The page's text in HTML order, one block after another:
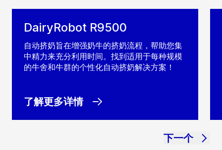
DairyRobot R9500
自动挤奶旨在增强奶牛的挤奶流程，帮助您集
中精力来充分利用时间。找到适用于每种规模
的牛舍和牛群的个性化自动挤奶解决方案！
了解更多详情
下一个